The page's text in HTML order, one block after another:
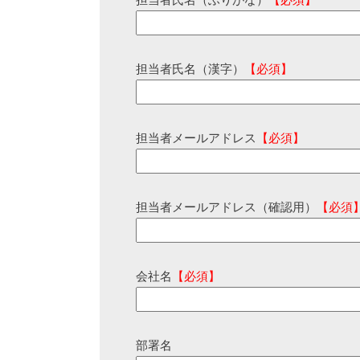
担当者氏名（漢字） 【必須】
担当者メールアドレス 【必須】
担当者メールアドレス（確認用） 【必須
会社名 【必須】
部署名